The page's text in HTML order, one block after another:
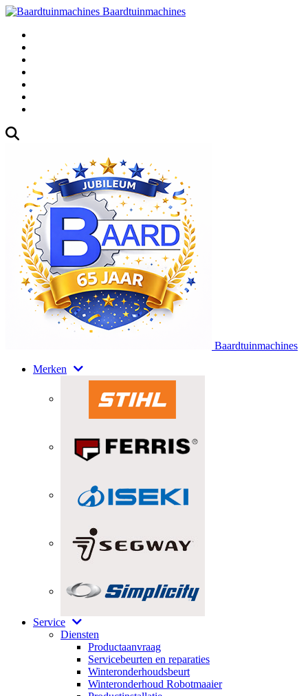
Baardtuinmachines
Baardtuinmachines
Merken
Service
Diensten
Productaanvraag
Servicebeurten en reparaties
Winteronderhoudsbeurt
Winteronderhoud Robotmaaier